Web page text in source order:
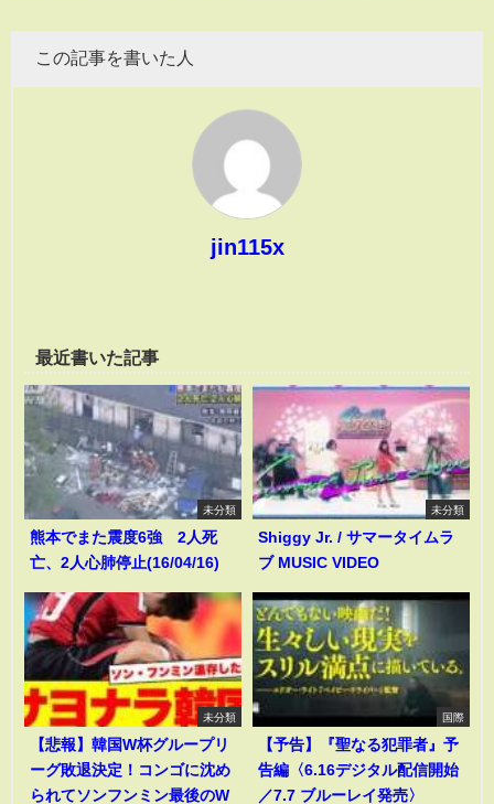
この記事を書いた人
jin115x
最近書いた記事
未分類
熊本でまた震度6強 2人死
亡、2人心肺停止(16/04/16)
未分類
Shiggy Jr. / サマータイムラ
ブ MUSIC VIDEO
未分類
【悲報】韓国W杯グループリ
ーグ敗退決定！コンゴに沈め
られてソンフンミン最後のW
国際
【予告】『聖なる犯罪者』予
告編〈6.16デジタル配信開始
／7.7 ブルーレイ発売〉